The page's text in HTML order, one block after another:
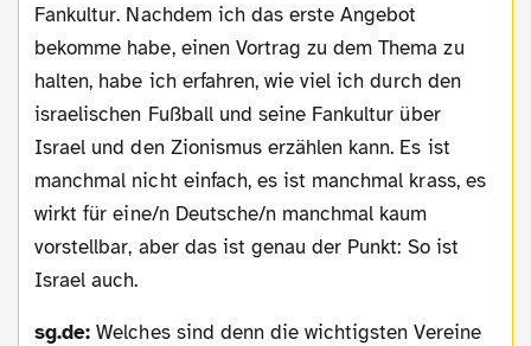
Fankultur. Nachdem ich das erste Angebot
bekomme habe, einen Vortrag zu dem Thema zu
halten, habe ich erfahren, wie viel ich durch den
israelischen Fußball und seine Fankultur über
Israel und den Zionismus erzählen kann. Es ist
manchmal nicht einfach, es ist manchmal krass, es
wirkt für eine/n Deutsche/n manchmal kaum
vorstellbar, aber das ist genau der Punkt: So ist
Israel auch.
sg.de: Welches sind denn die wichtigsten Vereine